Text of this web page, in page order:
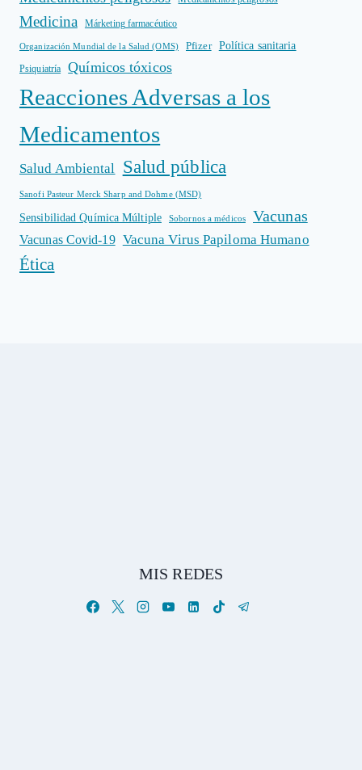
Medicina Márketing farmacéutico
Organización Mundial de la Salud (OMS) Pfizer Política sanitaria
Psiquiatría Químicos tóxicos
Reacciones Adversas a los
Medicamentos
Salud Ambiental Salud pública
Sanofi Pasteur Merck Sharp and Dohme (MSD)
Sensibilidad Química Múltiple Sobornos a médicos Vacunas
Vacunas Covid-19 Vacuna Virus Papiloma Humano
Ética
MIS REDES